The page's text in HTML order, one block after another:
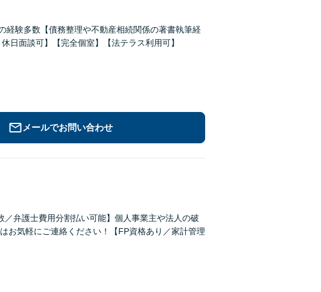
経験多数【債務整理や不動産相続関係の著書執筆経
日面談可】【完全個室】【法テラス利用可】
メールでお問い合わせ
／弁護士費用分割払い可能】個人事業主や法人の破
お気軽にご連絡ください！【FP資格あり／家計管理